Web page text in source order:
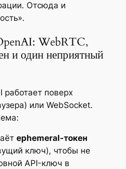
Отсюда и
WebRTC,
и один неприятный
работает поверх
или WebSocket.
ephemeral-токен
ключ), чтобы не
API-ключ в